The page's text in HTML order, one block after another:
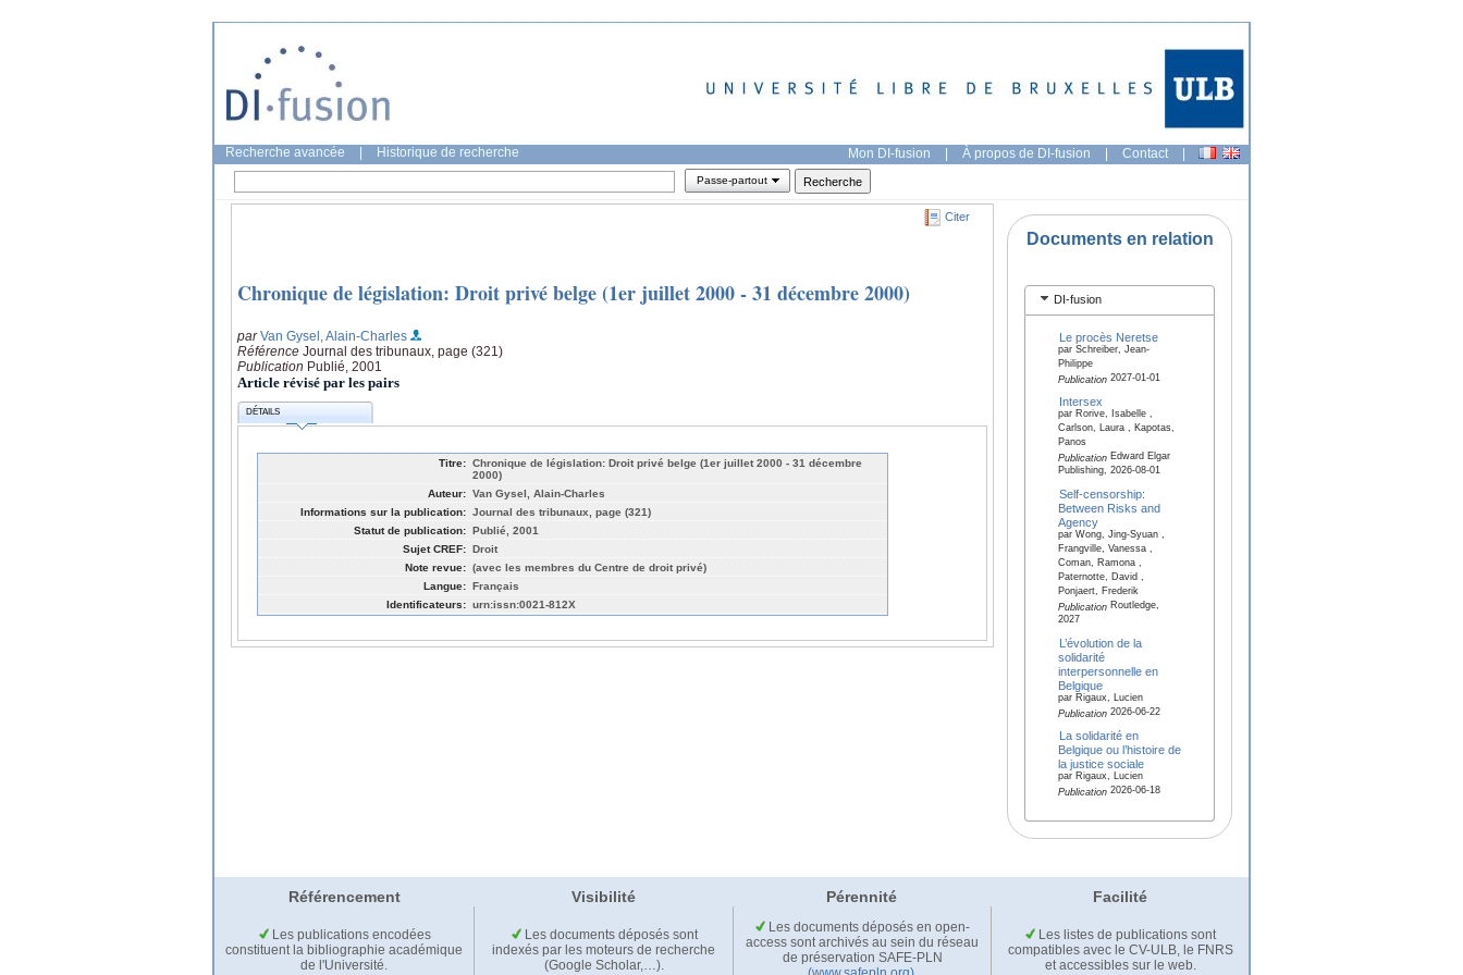
Recherche avancée Historique de recherche Mon DI-fusion | À propos de DI-fusion | Contact |
Passe-partout
Citer
Chronique de législation: Droit privé belge (1er juillet 2000 - 31 décembre 2000)
parVan Gysel, Alain-Charles
Référence Journal des tribunaux, page (321)
Publication Publié, 2001
Article révisé par les pairs
DÉTAILS
Titre: Chronique de législation: Droit privé belge (1er juillet 2000 - 31 décembre
2000)
Auteur: Van Gysel, Alain-Charles
Informations sur la publication: Journal des tribunaux, page (321)
Statut de publication: Publié, 2001
Sujet CREF: Droit
Note revue: (avec les membres du Centre de droit privé)
Langue: Français
Identificateurs: urn:issn:0021-812X
Documents en relation
DI-fusion
Le procès Neretse
par Schreiber, Jean-
Philippe
Publication2027-01-01
Intersex
par Rorive, Isabelle ,
Carlson, Laura , Kapotas,
Panos
PublicationEdward Elgar
Publishing, 2026-08-01
Self-censorship:
Between Risks and
Agency
par Wong, Jing-Syuan ,
Frangville, Vanessa ,
Coman, Ramona ,
Paternotte, David ,
Ponjaert, Frederik
PublicationRoutledge,
2027
L’évolution de la
solidarité
interpersonnelle en
Belgique
par Rigaux, Lucien
Publication2026-06-22
La solidarité en
Belgique ou l’histoire de
la justice sociale
par Rigaux, Lucien
Publication2026-06-18
Référencement Visibilité Pérennité Facilité
Les publications encodées
constituent la bibliographie académique
de l'Université.
Les documents déposés sont
indexés par les moteurs de recherche
(Google Scholar,…).
Les documents déposés en open-
access sont archivés au sein du réseau
de préservation SAFE-PLN
Les listes de publications sont
compatibles avec le CV-ULB, le FNRS
et accessibles sur le web.